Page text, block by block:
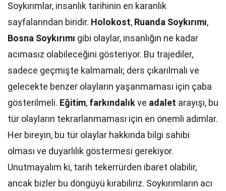
Soykırımlar, insanlık tarihinin en karanlık
sayfalarından biridir. Holokost, Ruanda Soykırımı,
Bosna Soykırımı gibi olaylar, insanlığın ne kadar
acımasız olabileceğini gösteriyor. Bu trajediler,
sadece geçmişte kalmamalı; ders çıkarılmalı ve
gelecekte benzer olayların yaşanmaması için çaba
gösterilmeli. Eğitim, farkındalıkve adalet arayışı, bu
tür olayların tekrarlanmaması için en önemli adımlar.
Her bireyin, bu tür olaylar hakkında bilgi sahibi
olması ve duyarlılık göstermesi gerekiyor.
Unutmayalım ki, tarih tekerrürden ibaret olabilir,
ancak bizler bu döngüyü kırabiliriz. Soykırımların acı